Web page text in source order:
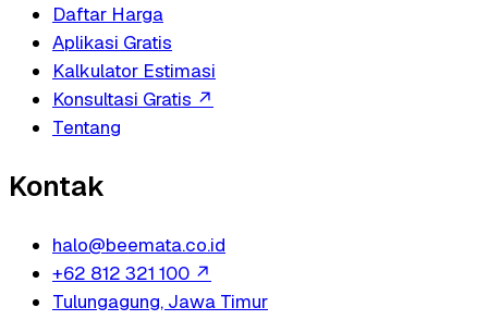
Daftar Harga
Aplikasi Gratis
Kalkulator Estimasi
Konsultasi Gratis ↗
Tentang
Kontak
halo@beemata.co.id
+62 812 321 100 ↗
Tulungagung, Jawa Timur